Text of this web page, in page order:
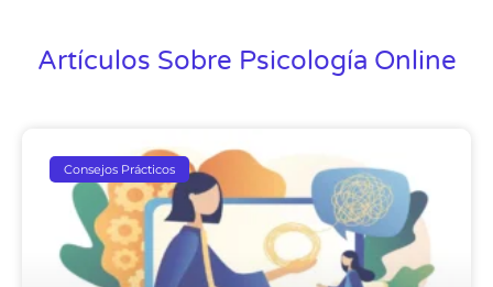
Artículos Sobre Psicología Online
Consejos Prácticos